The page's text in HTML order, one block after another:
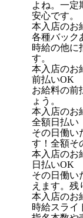
よね。一定
安心です。
本入店の
各種バック
時給の他に
す。
本入店の
前払いOK
お給料の前
ょう。
本入店の
全額日払い
その日働い
す！全額そ
本入店の
日払いOK
その日働い
えます。残
本入店の
時給スライ